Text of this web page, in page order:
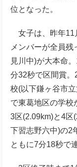
位となった。
女子は、昨年11
メンバーが全員
見川中)が大本命
分32秒で区間賞。
校(以下鎌ヶ谷市
で東葛地区の学校
3区(2.09km)と4区
下習志野六中)の2
ともに7分18秒で